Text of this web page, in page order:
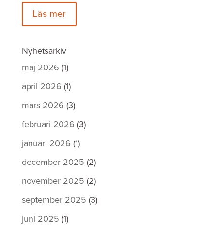
Läs mer
Nyhetsarkiv
maj 2026 (1)
april 2026 (1)
mars 2026 (3)
februari 2026 (3)
januari 2026 (1)
december 2025 (2)
november 2025 (2)
september 2025 (3)
juni 2025 (1)